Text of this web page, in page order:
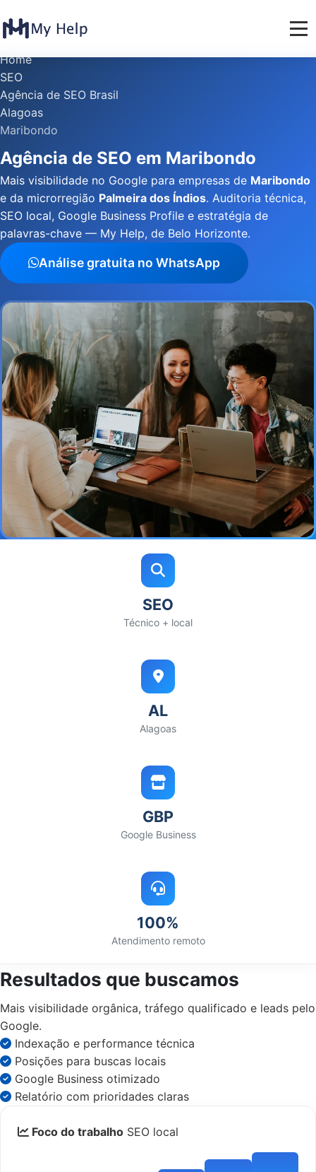
Home
SEO
Agência de SEO Brasil
Alagoas
Maribondo
Agência de SEO em Maribondo
Mais visibilidade no Google para empresas de Maribondo
e da microrregião Palmeira dos Índios. Auditoria técnica,
SEO local, Google Business Profile e estratégia de
palavras-chave — My Help, de Belo Horizonte.
Análise gratuita no WhatsApp
SEO
Técnico + local
AL
Alagoas
GBP
Google Business
100%
Atendimento remoto
Resultados que buscamos
Mais visibilidade orgânica, tráfego qualificado e leads pelo
Google.
Indexação e performance técnica
Posições para buscas locais
Google Business otimizado
Relatório com prioridades claras
Foco do trabalho SEO local